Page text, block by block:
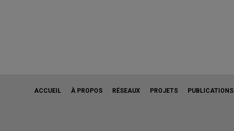
ACCUEIL À PROPOS RÉSEAUX PROJETS PUBLICATIONS